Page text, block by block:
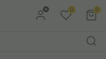
Ga naar Hoofdmenu
0 0